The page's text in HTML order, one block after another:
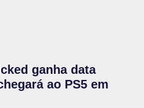
ganha data
ao PS5 em